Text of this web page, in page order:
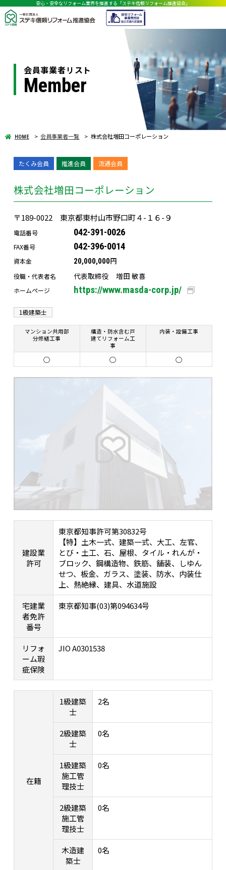
安心・安全なリフォーム業界を推進する「ステキ信頼リフォーム推進協会」
会員事業者リスト
Member
HOME 会員事業者一覧 株式会社増田コーポレーション
株式会社増田コーポレーション
たくみ会員 推進会員 流通会員
〒189-0022 東京都東村山市野口町４-１６-９
電話番号 042-391-0026
FAX番号 042-396-0014
資本金 20,000,000円
役職・代表者名 代表取締役 増田 敏喜
ホームページ https://www.masda-corp.jp/
1級建築士
マンション共用部
分修繕工事
構造・防水含む戸
建てリフォーム工
事
内装・設備工事
○ ○ ○
建設業
許可
東京都知事許可第30832号
【特】土木一式、建築一式、大工、左官、
とび・土工、石、屋根、タイル・れんが・
ブロック、鋼構造物、鉄筋、舗装、しゆん
せつ、板金、ガラス、塗装、防水、内装仕
上、熱絶縁、建具、水道施設
宅建業
者免許
番号
東京都知事(03)第094634号
リフォ
ーム瑕
疵保険
JIO A0301538
在籍
1級建築
士
2名
2級建築
士
0名
1級建築
施工管
理技士
0名
2級建築
施工管
理技士
0名
木造建
築士
0名